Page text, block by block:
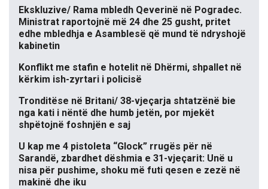
Ekskluzive/ Rama mbledh Qeverinë në Pogradec.
Ministrat raportojnë më 24 dhe 25 gusht, pritet
edhe mbledhja e Asamblesë që mund të ndryshojë
kabinetin
Konflikt me stafin e hotelit në Dhërmi, shpallet në
kërkim ish-zyrtari i policisë
Tronditëse në Britani/ 38-vjeçarja shtatzënë bie
nga kati i nëntë dhe humb jetën, por mjekët
shpëtojnë foshnjën e saj
U kap me 4 pistoleta “Glock” rrugës për në
Sarandë, zbardhet dëshmia e 31-vjeçarit: Unë u
nisa për pushime, shoku më futi qesen e zezë në
makinë dhe iku